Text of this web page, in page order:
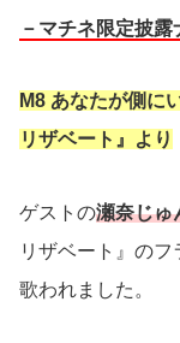
－マチネ限定披露
M8 あなたが側に
リザベート』より
ゲストの瀬奈じゅ
リザベート』の
歌われました。